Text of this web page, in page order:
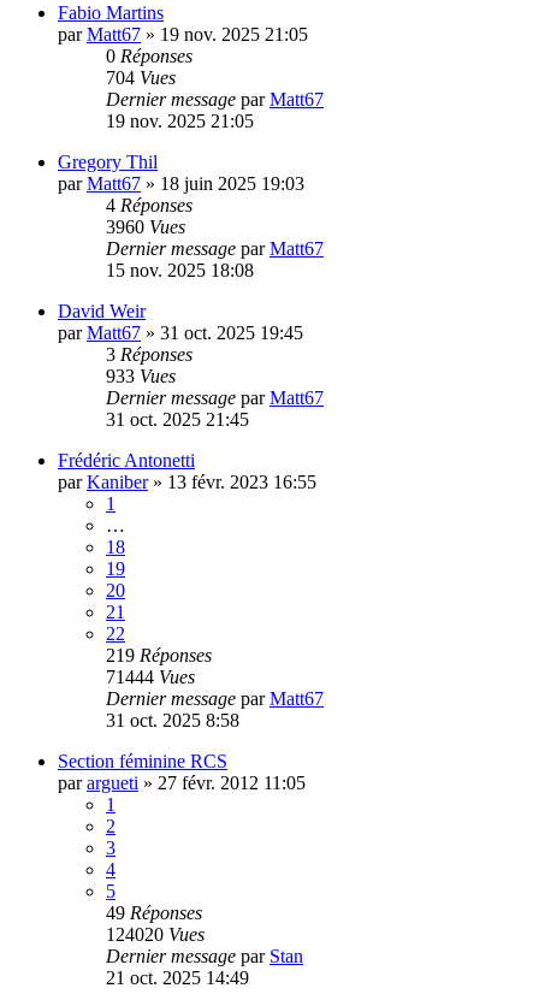
Fabio Martins
parMatt67 » 19 nov. 2025 21:05
0 Réponses
704 Vues
Dernier message parMatt67
19 nov. 2025 21:05
Gregory Thil
parMatt67 » 18 juin 2025 19:03
4 Réponses
3960 Vues
Dernier message parMatt67
15 nov. 2025 18:08
David Weir
parMatt67 » 31 oct. 2025 19:45
3 Réponses
933 Vues
Dernier message parMatt67
31 oct. 2025 21:45
Frédéric Antonetti
parKaniber» 13 févr. 2023 16:55
1
…
18
19
20
21
22
219 Réponses
71444 Vues
Dernier message parMatt67
31 oct. 2025 8:58
Section féminine RCS
parargueti » 27 févr. 2012 11:05
1
2
3
4
5
49 Réponses
124020 Vues
Dernier message par Stan
21 oct. 2025 14:49